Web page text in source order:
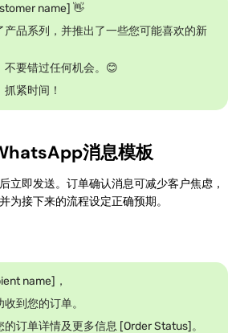
name] 👋
产品系列，并推出了一些您可能喜欢的新
不要错过任何机会。😊
紧时间！
消息模板
立即发送。订单确认消息可减少客户焦虑，
为接下来的流程设定正确预期。
name]，
到您的订单。
的订单详情及更多信息 [Order Status]。